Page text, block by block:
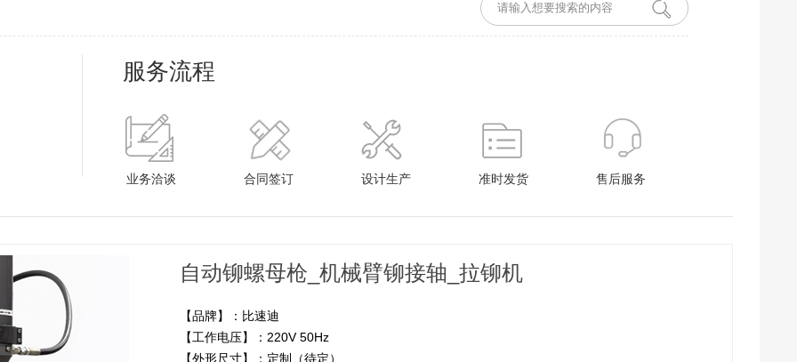
服务流程
业务洽谈 合同签订 设计生产 准时发货 售后服务
自动铆螺母枪_机械臂铆接轴_拉铆机
【品牌】：比速迪
【工作电压】：220V 50Hz
【外形尺寸】：定制（待定）